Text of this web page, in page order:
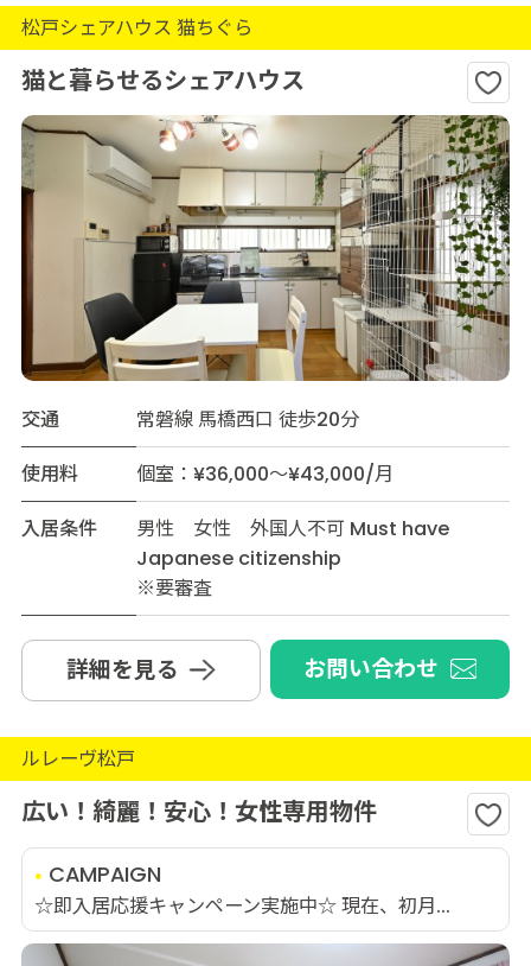
松戸シェアハウス 猫ちぐら
猫と暮らせるシェアハウス
交通
常磐線 馬橋西口 徒歩20分
使用料
個室：¥36,000～¥43,000/月
入居条件
男性 女性 外国人不可 Must have
Japanese citizenship
※要審査
詳細を見る お問い合わせ
ルレーヴ松戸
広い！綺麗！安心！女性専用物件
CAMPAIGN
☆即入居応援キャンペーン実施中☆ 現在、初月...